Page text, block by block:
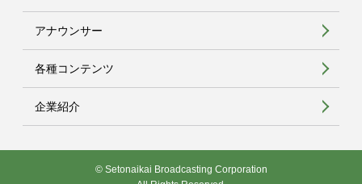
アナウンサー
各種コンテンツ
企業紹介
© Setonaikai Broadcasting Corporation